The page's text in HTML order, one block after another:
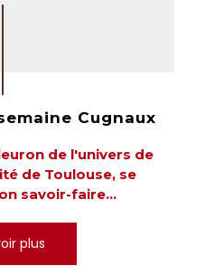
Cugnaux
de l'univers de
de Toulouse, se
savoir-faire...
plus